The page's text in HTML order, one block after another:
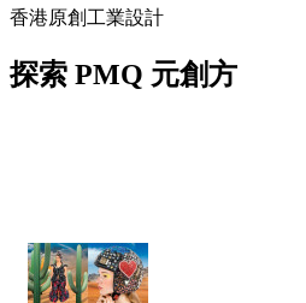
香港原創工業設計
探索 PMQ 元創方